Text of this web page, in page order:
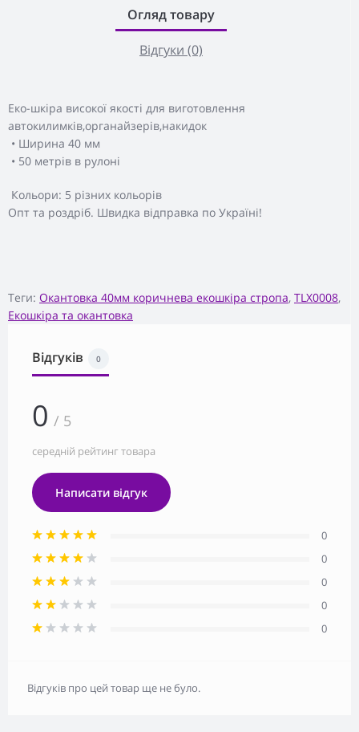
Огляд товару
Відгуки (0)
Еко-шкіра високої якості для виготовлення
автокилимків,органайзерів,накидок
• Ширина 40 мм
• 50 метрів в рулоні
Кольори: 5 різних кольорів
Опт та роздріб. Швидка відправка по Україні!
Теги: Окантовка 40мм коричнева екошкіра стропа, TLX0008,
Екошкіра та окантовка
Відгуків 0
0 / 5
середній рейтинг товара
Написати відгук
0
0
0
0
0
Відгуків про цей товар ще не було.